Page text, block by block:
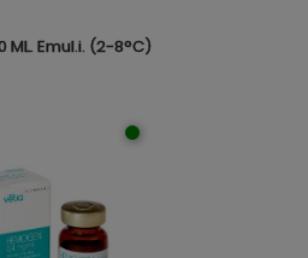
ML. Emul.i. (2-8°C)